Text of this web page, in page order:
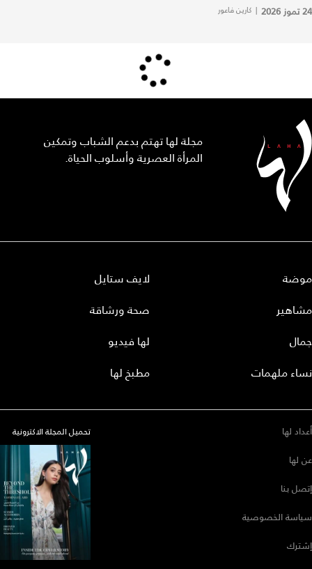
24 تموز 2026 | كارين فاعور
مجلة لها تهتم بدعم الشباب وتمكين
المرأة العصرية وأسلوب الحياة.
موضة
مشاهير
جمال
نساء ملهمات
لايف ستايل
صحة ورشاقة
لها فيديو
مطبخ لها
أعداد لها
عن لها
إتصل بنا
سياسة الخصوصية
إشترك
تحميل المجلة الاكترونية